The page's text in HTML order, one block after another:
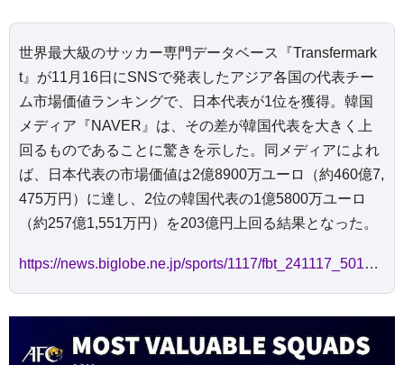
世界最大級のサッカー専門データベース『Transfermark
t』が11月16日にSNSで発表したアジア各国の代表チー
ム市場価値ランキングで、日本代表が1位を獲得。韓国
メディア『NAVER』は、その差が韓国代表を大きく上
回るものであることに驚きを示した。同メディアによれ
ば、日本代表の市場価値は2億8900万ユーロ（約460億7,
475万円）に達し、2位の韓国代表の1億5800万ユーロ
（約257億1,551万円）を203億円上回る結果となった。
https://news.biglobe.ne.jp/sports/1117/fbt_241117_5017699378.html